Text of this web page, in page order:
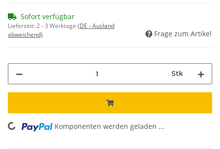
Sofort verfügbar
Lieferzeit:2 - 3 Werktage (DE - Ausland
abweichend)
Frage zum Artikel
Stk
Loading... Komponenten werden geladen ...